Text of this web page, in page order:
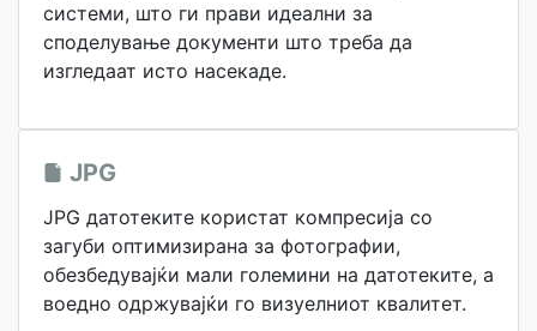
системи, што ги прави идеални за
споделување документи што треба да
изгледаат исто насекаде.
JPG
JPG датотеките користат компресија со
загуби оптимизирана за фотографии,
обезбедувајќи мали големини на датотеките, а
воедно одржувајќи го визуелниот квалитет.